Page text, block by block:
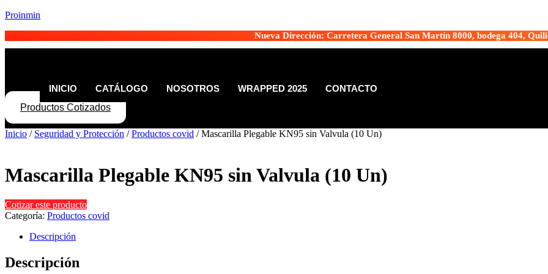
Proinmin
Nueva Dirección: Carretera General San Martín 8000, bodega 404,
INICIO CATÁLOGO NOSOTROS WRAPPED 2025
CONTACTO
Productos Cotizados
Inicio / Seguridad y Protección /Productos covid / Mascarilla Plegable KN95 sin Valvula (10 Un)
Mascarilla Plegable KN95 sin Valvula (10 Un)
Cotizar este producto
Categoría: Productos covid
Descripción
Descripción